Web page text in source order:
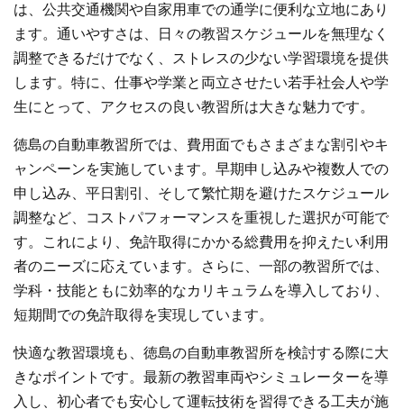
は、公共交通機関や自家用車での通学に便利な立地にあり
ます。通いやすさは、日々の教習スケジュールを無理なく
調整できるだけでなく、ストレスの少ない学習環境を提供
します。特に、仕事や学業と両立させたい若手社会人や学
生にとって、アクセスの良い教習所は大きな魅力です。
徳島の自動車教習所では、費用面でもさまざまな割引やキ
ャンペーンを実施しています。早期申し込みや複数人での
申し込み、平日割引、そして繁忙期を避けたスケジュール
調整など、コストパフォーマンスを重視した選択が可能で
す。これにより、免許取得にかかる総費用を抑えたい利用
者のニーズに応えています。さらに、一部の教習所では、
学科・技能ともに効率的なカリキュラムを導入しており、
短期間での免許取得を実現しています。
快適な教習環境も、徳島の自動車教習所を検討する際に大
きなポイントです。最新の教習車両やシミュレーターを導
入し、初心者でも安心して運転技術を習得できる工夫が施